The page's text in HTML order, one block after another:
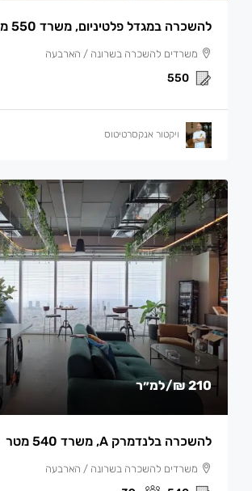
להשכרה במגדל פלטיניום, משרד 550 מטר
משרדים להשכרה בשרונה / הארבעה
550
ויקטור אנקסרטיטוס
210 ₪ /למ״ר
להשכרה בלנדמרק A, משרד 540 מטר
משרדים להשכרה בשרונה / הארבעה